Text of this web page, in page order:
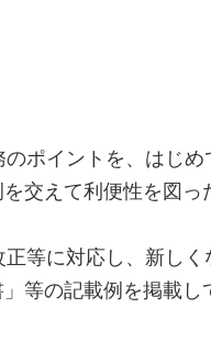
ポイントを、はじめ
交えて利便性を図っ
等に対応し、新しく
等の記載例を掲載し